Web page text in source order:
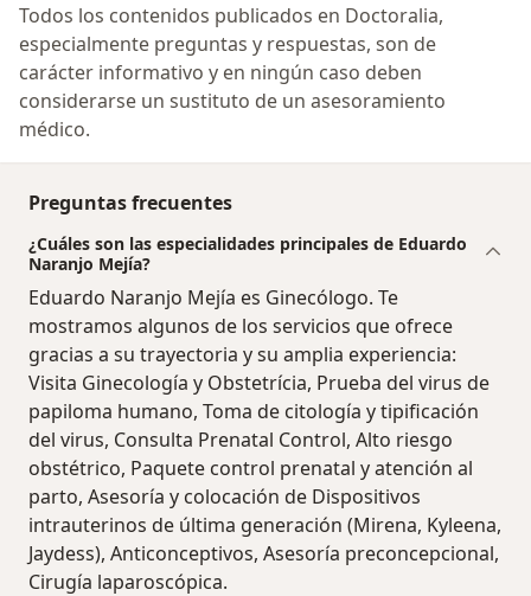
Todos los contenidos publicados en Doctoralia,
especialmente preguntas y respuestas, son de
carácter informativo y en ningún caso deben
considerarse un sustituto de un asesoramiento
médico.
Preguntas frecuentes
¿Cuáles son las especialidades principales de Eduardo
Naranjo Mejía?
Eduardo Naranjo Mejía es Ginecólogo. Te
mostramos algunos de los servicios que ofrece
gracias a su trayectoria y su amplia experiencia:
Visita Ginecología y Obstetrícia, Prueba del virus de
papiloma humano, Toma de citología y tipificación
del virus, Consulta Prenatal Control, Alto riesgo
obstétrico, Paquete control prenatal y atención al
parto, Asesoría y colocación de Dispositivos
intrauterinos de última generación (Mirena, Kyleena,
Jaydess), Anticonceptivos, Asesoría preconcepcional,
Cirugía laparoscópica.